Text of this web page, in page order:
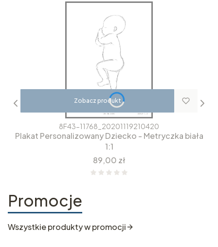
Zobacz produkt
8F43-11768_20201119210420
Plakat Personalizowany Dziecko - Metryczka biała
1:1
Cena
89,00 zł
Promocje
Wszystkie produkty w promocji